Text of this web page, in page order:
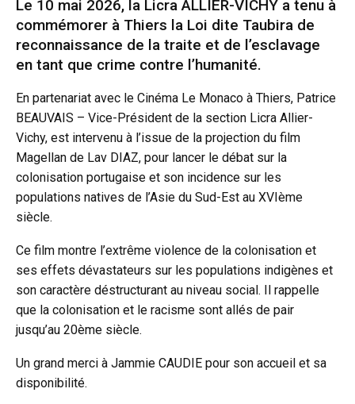
Le 10 mai 2026, la Licra ALLIER-VICHY a tenu à
commémorer à Thiers la Loi dite Taubira de
reconnaissance de la traite et de l’esclavage
en tant que crime contre l’humanité.
En partenariat avec le Cinéma Le Monaco à Thiers, Patrice
BEAUVAIS – Vice-Président de la section Licra Allier-
Vichy, est intervenu à l’issue de la projection du film
Magellan de Lav DIAZ, pour lancer le débat sur la
colonisation portugaise et son incidence sur les
populations natives de l’Asie du Sud-Est au XVIème
siècle.
Ce film montre l’extrême violence de la colonisation et
ses effets dévastateurs sur les populations indigènes et
son caractère déstructurant au niveau social. Il rappelle
que la colonisation et le racisme sont allés de pair
jusqu’au 20ème siècle.
Un grand merci à Jammie CAUDIE pour son accueil et sa
disponibilité.